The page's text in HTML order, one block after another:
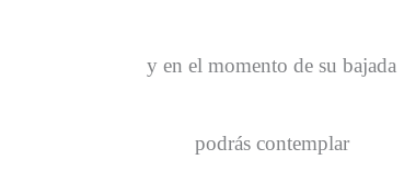
y en el momento de su bajada
podrás contemplar